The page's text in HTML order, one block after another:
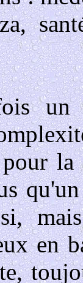
un
la
en